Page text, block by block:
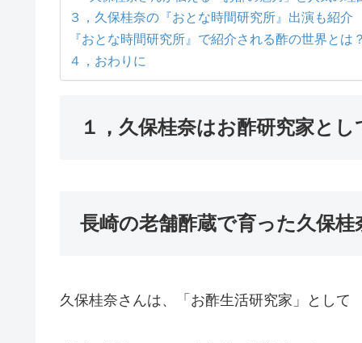
３，久保桂奈の『おとな時間研究所』出演も紹介
『おとな時間研究所』で紹介される酢の世界とは？
４，おわりに
１，久保桂奈はお酢研究家とし
長崎の老舗酢蔵で育った久保
久保桂奈さんは、「お酢生活研究家」として